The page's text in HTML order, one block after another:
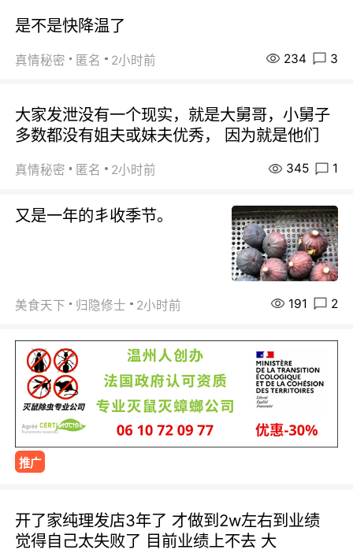
是不是快降温了
真情秘密 匿名 2小时前 234 3
大家发泄没有一个现实，就是大舅哥，小舅子
多数都没有姐夫或妹夫优秀， 因为就是他们
真情秘密 匿名 2小时前 345 1
又是一年的丯收季节。
美食天下 归隐修士 2小时前 191 2
推广
开了家纯理发店3年了 才做到2w左右到业绩
觉得自己太失败了 目前业绩上不去 大